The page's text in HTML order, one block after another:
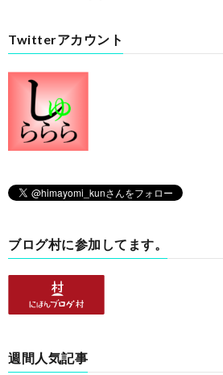
Twitterアカウント
ブログ村に参加してます。
週間人気記事